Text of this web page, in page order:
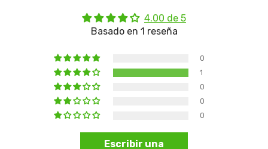
4.00 de 5
Basado en 1 reseña
0
1
0
0
0
Escribir una